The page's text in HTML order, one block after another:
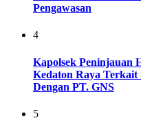
Pengawasan
4
Kapolsek Peninjauan
Kedaton Raya Terkait
Dengan PT. GNS
5